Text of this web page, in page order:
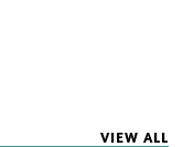
VIEW ALL